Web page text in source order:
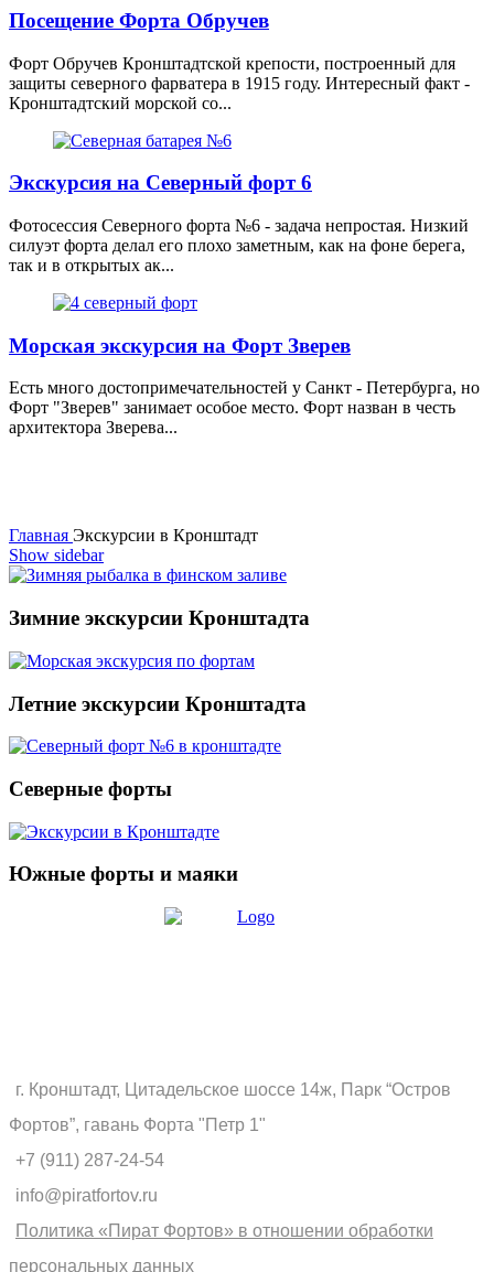
Посещение Форта Обручев
Форт Обручев Кронштадтской крепости, построенный для
защиты северного фарватера в 1915 году. Интересный факт -
Кронштадтский морской со...
Экскурсия на Северный форт 6
Фотосессия Северного форта №6 - задача непростая. Низкий
силуэт форта делал его плохо заметным, как на фоне берега,
так и в открытых ак...
Морская экскурсия на Форт Зверев
Есть много достопримечательностей у Санкт - Петербурга, но
Форт "Зверев" занимает особое место. Форт назван в честь
архитектора Зверева...
Главная Экскурсии в Кронштадт
Show sidebar
Зимние экскурсии Кронштадта
Летние экскурсии Кронштадта
Северные форты
Южные форты и маяки
г. Кронштадт, Цитадельское шоссе 14ж, Парк “Остров
Фортов”, гавань Форта "Петр 1"
+7 (911) 287-24-54
info@piratfortov.ru
Политика «Пират Фортов» в отношении обработки
персональных данных